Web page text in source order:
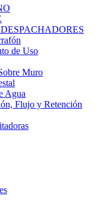
de Uso
Muro
Agua
Flujo y Retención